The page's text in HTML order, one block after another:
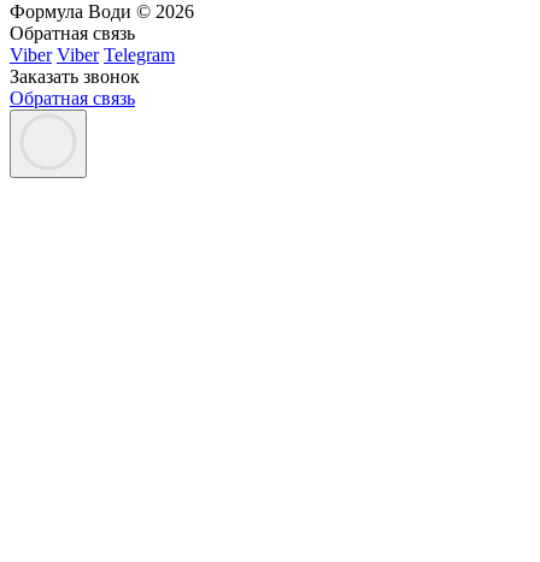
Формула Води © 2026
Обратная связь
Viber Viber Telegram
Заказать звонок
Обратная связь